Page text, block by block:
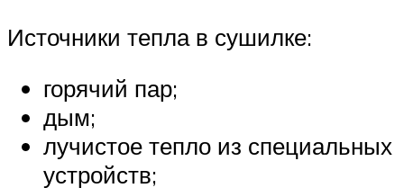
Источники тепла в сушилке:
горячий пар;
дым;
лучистое тепло из специальных
устройств;